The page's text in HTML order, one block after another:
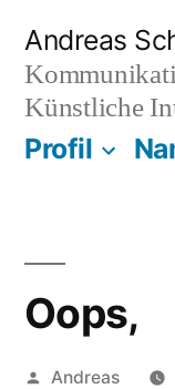
Inhalt
springen
Andreas
Künstliche
Profil
Oops,
Veröffentlicht
Andreas